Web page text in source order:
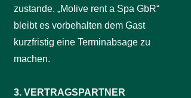
zustande. „Molive rent a Spa GbR“
bleibt es vorbehalten dem Gast
kurzfristig eine Terminabsage zu
machen.
3. VERTRAGSPARTNER